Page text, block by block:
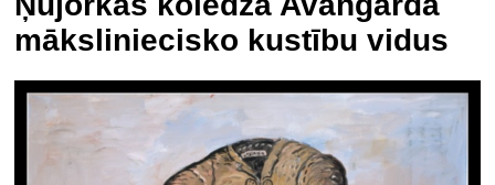
māksliniecisko kustību vidus